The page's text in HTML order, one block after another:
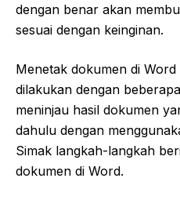
dengan benar akan
sesuai dengan keinginan.
Menetak dokumen di
dilakukan dengan
meninjau hasil dokumen
dahulu dengan
Simak langkah-langkah
dokumen di Word.